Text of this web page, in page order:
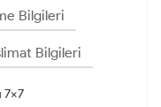
Bilgileri
Bilgileri
7x7